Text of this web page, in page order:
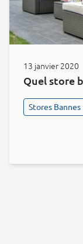
13 janvier 2020
Quel store
Stores Bannes